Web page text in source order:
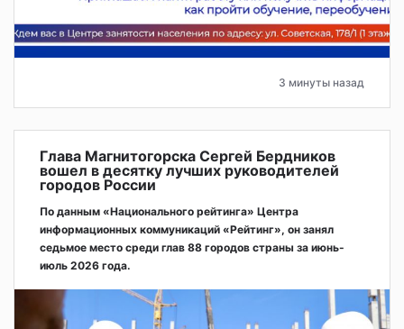
3 минуты назад
Глава Магнитогорска Сергей Бердников
вошел в десятку лучших руководителей
городов России
По данным «Национального рейтинга» Центра
информационных коммуникаций «Рейтинг», он занял
седьмое место среди глав 88 городов страны за июнь-
июль 2026 года.